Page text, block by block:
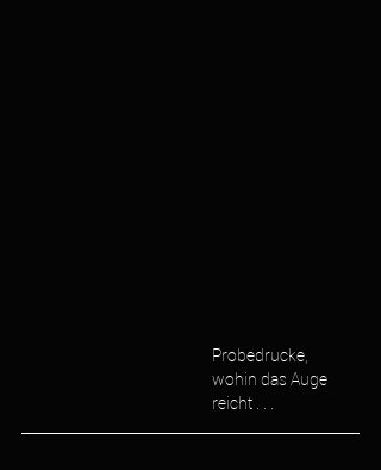
Probedrucke,
wohin das Auge
reicht . . .